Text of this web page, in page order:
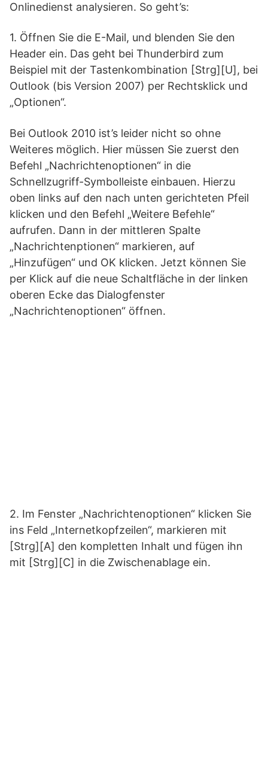
Onlinedienst analysieren. So geht’s:
1. Öffnen Sie die E-Mail, und blenden Sie den
Header ein. Das geht bei Thunderbird zum
Beispiel mit der Tastenkombination [Strg][U], bei
Outlook (bis Version 2007) per Rechtsklick und
„Optionen“.
Bei Outlook 2010 ist’s leider nicht so ohne
Weiteres möglich. Hier müssen Sie zuerst den
Befehl „Nachrichtenoptionen“ in die
Schnellzugriff-Symbolleiste einbauen. Hierzu
oben links auf den nach unten gerichteten Pfeil
klicken und den Befehl „Weitere Befehle“
aufrufen. Dann in der mittleren Spalte
„Nachrichtenptionen“ markieren, auf
„Hinzufügen“ und OK klicken. Jetzt können Sie
per Klick auf die neue Schaltfläche in der linken
oberen Ecke das Dialogfenster
„Nachrichtenoptionen“ öffnen.
2. Im Fenster „Nachrichtenoptionen“ klicken Sie
ins Feld „Internetkopfzeilen“, markieren mit
[Strg][A] den kompletten Inhalt und fügen ihn
mit [Strg][C] in die Zwischenablage ein.